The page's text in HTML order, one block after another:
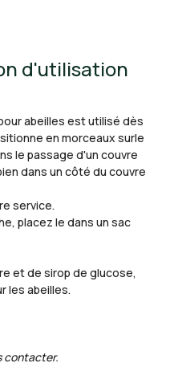
d'utilisation
abeilles est utilisé dès
en morceaux surle
le passage d'un couvre
dans un côté du couvre
service.
placez le dans un sac
et de sirop de glucose,
les abeilles.
contacter.